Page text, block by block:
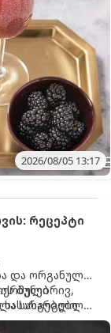
2026/08/05 13:17
რეცეპტი
და ორგანული
სასარგებლო
ამიტომ,
ბუნებრივ,
სასარგებლო